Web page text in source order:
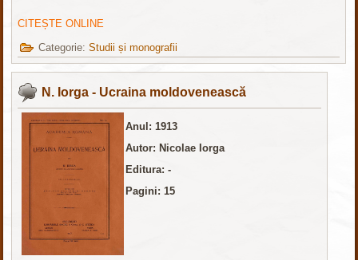
CITEȘTE ONLINE
Categorie:Studii și monografii
N. Iorga - Ucraina moldovenească
Anul: 1913
Autor: Nicolae Iorga
Editura: -
Pagini: 15